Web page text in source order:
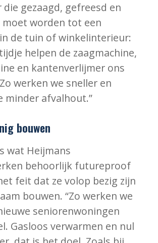
die gezaagd, gefreesd en
worden tot een
de tuin of winkelinterieur:
helpen de zaagmachine,
en kantenverlijmer ons
werken we sneller en
minder afvalhout.”
bouwen
wat Heijmans
behoorlijk futureproof
feit dat ze volop bezig zijn
bouwen. “Zo werken we
seniorenwoningen
Gasloos verwarmen en nul